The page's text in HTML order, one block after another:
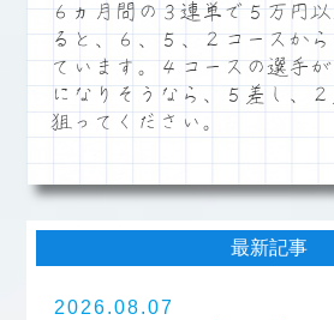
６ヵ月間の３連単で５万円
ると、６、５、２コースか
ています。４コースの選手
になりそうなら、５差し、
狙ってください。
最新記事
2026.08.07